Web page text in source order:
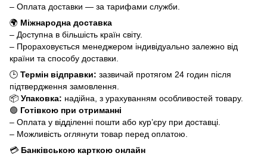
– Оплата доставки — за тарифами служби.
🌍 Міжнародна доставка
– Доступна в більшість країн світу.
– Прораховується менеджером індивідуально залежно від
країни та способу доставки.
🕒 Термін відправки: зазвичай протягом 24 годин після
підтвердження замовлення.
📦 Упаковка: надійна, з урахуванням особливостей товару.
🟢 Готівкою при отриманні
– Оплата у відділенні пошти або кур’єру при доставці.
– Можливість оглянути товар перед оплатою.
💳 Банківською карткою онлайн